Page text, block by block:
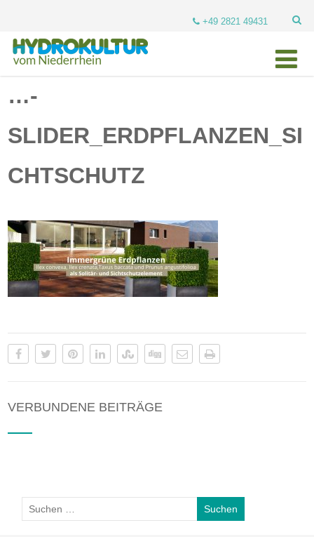
+49 2821 49431
…-
SLIDER_ERDPFLANZEN_SI
CHTSCHUTZ
VERBUNDENE BEITRÄGE